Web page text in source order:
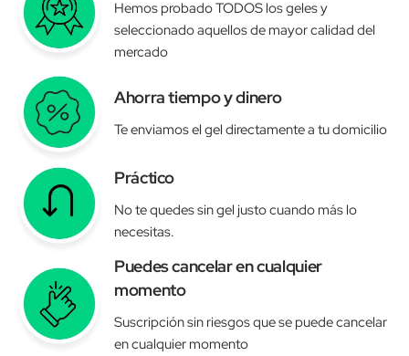
Hemos probado TODOS los geles y
seleccionado aquellos de mayor calidad del
mercado
Ahorra tiempo y dinero
Te enviamos el gel directamente a tu domicilio
Práctico
No te quedes sin gel justo cuando más lo
necesitas.
Puedes cancelar en cualquier
momento
Suscripción sin riesgos que se puede cancelar
en cualquier momento